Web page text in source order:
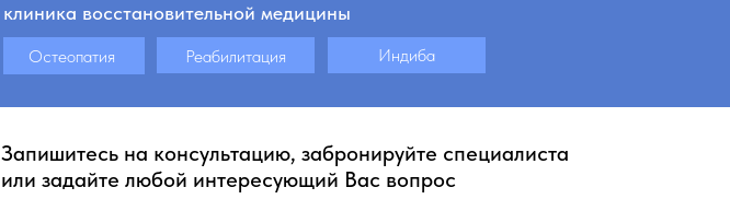
Запишитесь на консультацию, забронируйте специалиста
или задайте любой интересующий Вас вопрос
клиника восстановительной медицины
Остеопатия Реабилитация Индиба